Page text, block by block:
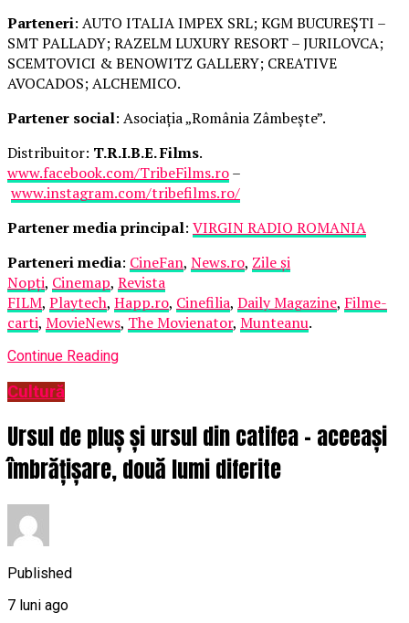
Parteneri: AUTO ITALIA IMPEX SRL; KGM BUCUREȘTI –
SMT PALLADY; RAZELM LUXURY RESORT – JURILOVCA;
SCEMTOVICI & BENOWITZ GALLERY; CREATIVE
AVOCADOS; ALCHEMICO.
Partener social: Asociația „România Zâmbește”.
Distribuitor: T.R.I.B.E. Films.
www.facebook.com/TribeFilms.ro–
www.instagram.com/tribefilms.ro/
Partener media principal: VIRGIN RADIO ROMANIA
Parteneri media: CineFan, News.ro, Zile și
Nopți, Cinemap, Revista
FILM, Playtech, Happ.ro, Cinefilia, Daily Magazine, Filme-
carti, MovieNews, The Movienator, Munteanu.
Continue Reading
Cultură
Ursul de pluș și ursul din catifea – aceeași
îmbrățișare, două lumi diferite
Published
7 luni ago